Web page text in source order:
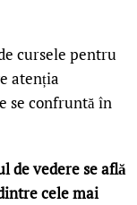
cursele pentru
atenția
se confruntă în
de vedere se află
cele mai